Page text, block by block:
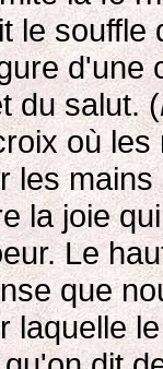
le
d'une
du salut. (
où
les
la joie
Le
que
laquelle